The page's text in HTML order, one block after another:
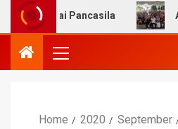
Atas
Home 2020
September